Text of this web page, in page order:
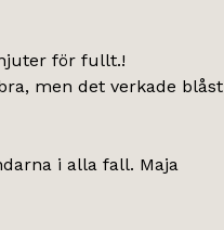
för fullt.!
men det verkade blåst
i alla fall. Maja